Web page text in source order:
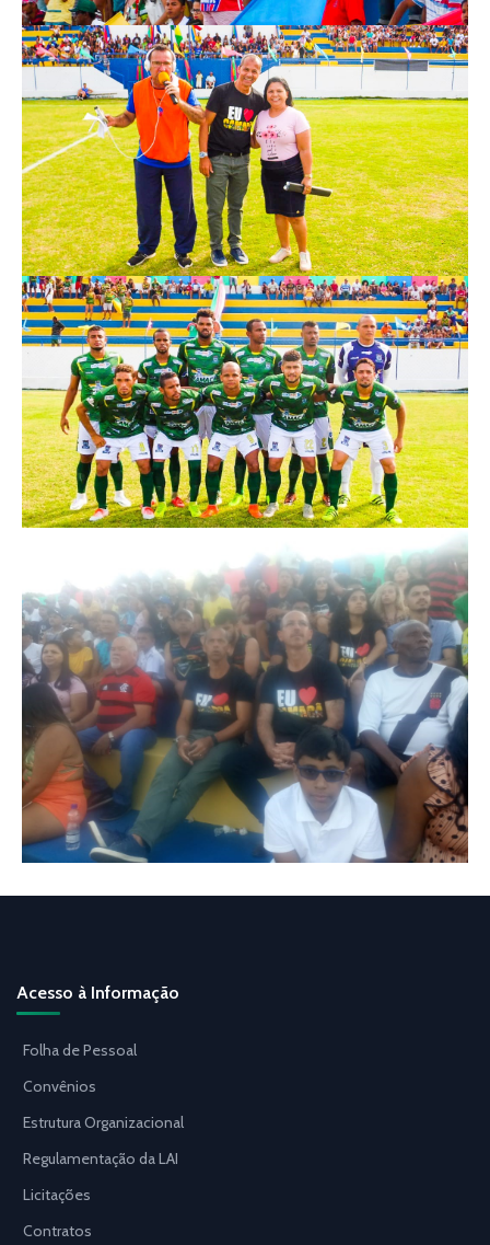
Acesso à Informação
Folha de Pessoal
Convênios
Estrutura Organizacional
Regulamentação da LAI
Licitações
Contratos